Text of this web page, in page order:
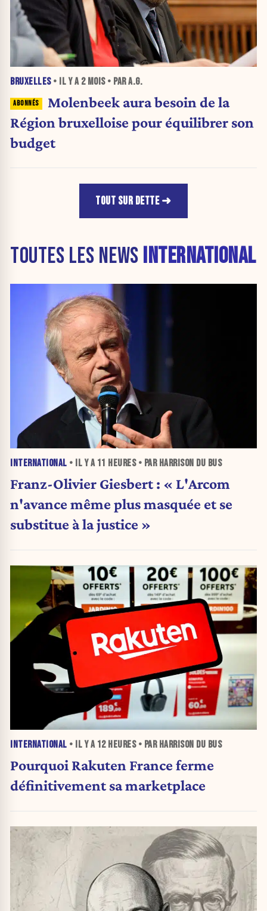
BRUXELLES• IL Y A 2 MOIS• PAR A.G.
Molenbeek aura besoin de la
Région bruxelloise pour équilibrer son
budget
TOUT SUR DETTE
TOUTES LES NEWS INTERNATIONAL
INTERNATIONAL • IL Y A 11 HEURES• PAR HARRISON DU BUS
Franz-Olivier Giesbert : « L'Arcom
n'avance même plus masquée et se
substitue à la justice »
INTERNATIONAL • IL Y A 12 HEURES• PAR HARRISON DU BUS
Pourquoi Rakuten France ferme
définitivement sa marketplace